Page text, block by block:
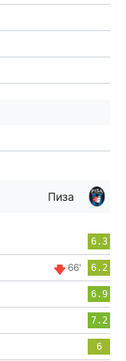
Пиза
6.3
66' 6.2
6.9
7.2
6